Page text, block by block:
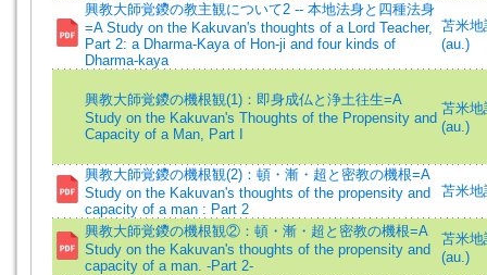
興教大師覚鑁の教主観について2 -- 本地法身と四種法身
=A Study on the Kakuvan's thoughts of a Lord Teacher,
Part 2: a Dharma-Kaya of Hon-ji and four kinds of
Dharma-kaya
苫米
(au.)
興教大師覚鑁の機根観(1)：即身成仏と浄土往生=A
Study on the Kakuvan's Thoughts of the Propensity and
Capacity of a Man, Part I
苫米
(au.)
興教大師覚鑁の機根観(2)：頓・漸・超と密教の機根=A
Study on the Kakuvan's thoughts of the propensity and
capacity of a man : Part 2
苫米地
興教大師覚鑁の機根観②：頓・漸・超と密教の機根=A
Study on the Kakuvan's thoughts of the propensity and
capacity of a man. -Part 2-
苫米
(au.)